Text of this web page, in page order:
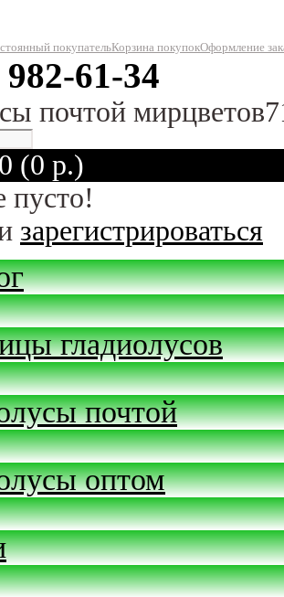
покупательКорзина покупокОформление
61-34
почтой
(0 р.)
пусто!
зарегистрироваться
гладиолусов
почтой
оптом